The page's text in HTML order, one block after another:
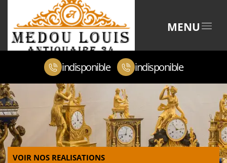
MENU
indisponible indisponible
VOIR NOS REALISATIONS